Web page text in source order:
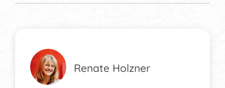
Renate Holzner